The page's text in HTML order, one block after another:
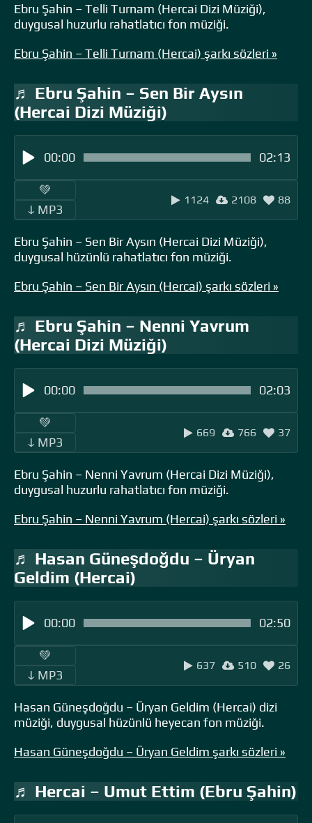
Ebru Şahin – Telli Turnam (Hercai Dizi Müziği),
duygusal huzurlu rahatlatıcı fon müziği.
Ebru Şahin – Telli Turnam (Hercai) şarkı sözleri »
♬ Ebru Şahin – Sen Bir Aysın
(Hercai Dizi Müziği)
00:00 02:13
‎ ‎ ‎‎ ‎ ‎‎ ‎ ‎💚 ‎‎ ‎
‎‎‎ ‎ ‎ↆ MP3 ‎ ‎
1124 2108 88
Ebru Şahin – Sen Bir Aysın (Hercai Dizi Müziği),
duygusal hüzünlü rahatlatıcı fon müziği.
Ebru Şahin – Sen Bir Aysın (Hercai) şarkı sözleri »
♬ Ebru Şahin – Nenni Yavrum
(Hercai Dizi Müziği)
00:00 02:03
‎ ‎ ‎‎ ‎ ‎‎ ‎ ‎💚 ‎‎ ‎
‎‎‎ ‎ ‎ↆ MP3 ‎ ‎
669 766 37
Ebru Şahin – Nenni Yavrum (Hercai Dizi Müziği),
duygusal huzurlu rahatlatıcı fon müziği.
Ebru Şahin – Nenni Yavrum (Hercai) şarkı sözleri »
♬ Hasan Güneşdoğdu – Üryan
Geldim (Hercai)
00:00 02:50
‎ ‎ ‎‎ ‎ ‎‎ ‎ ‎💚 ‎‎ ‎
‎‎‎ ‎ ‎ↆ MP3 ‎ ‎
637 510 26
Hasan Güneşdoğdu – Üryan Geldim (Hercai) dizi
müziği, duygusal hüzünlü heyecan fon müziği.
Hasan Güneşdoğdu – Üryan Geldim şarkı sözleri »
♬ Hercai – Umut Ettim (Ebru Şahin)